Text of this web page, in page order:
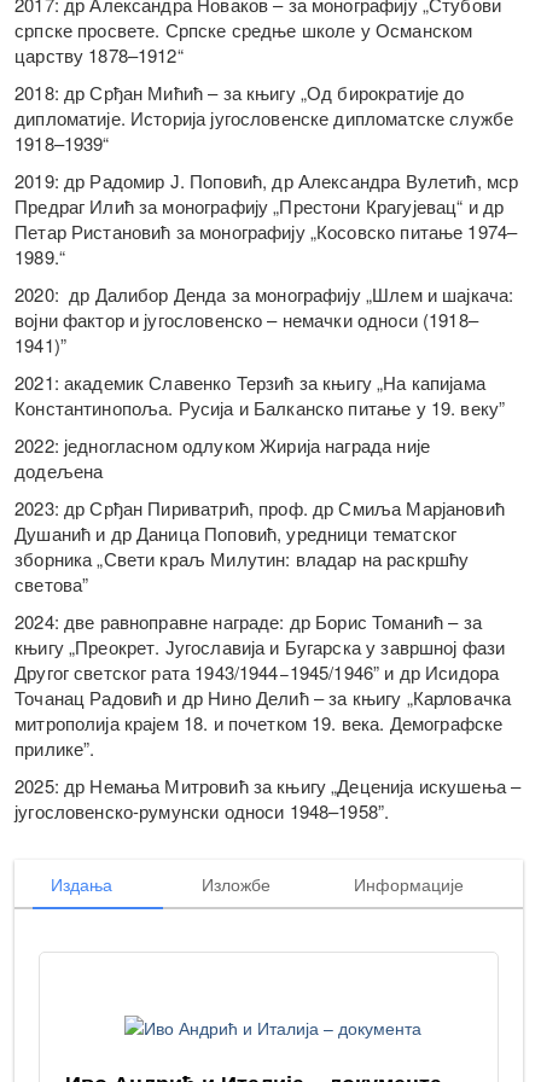
српске просвете. Српске средње школе у Османском
царству 1878–1912“
2018: др Срђан Мићић – за књигу „Од бирократије до
дипломатије. Историја југословенске дипломатске службе
1918–1939“
2019: др Радомир Ј. Поповић, др Александра Вулетић, мср
Предраг Илић за монографију „Престони Крагујевац“ и др
Петар Ристановић за монографију „Косовско питање 1974–
1989.“
2020: др Далибор Дендa за монографију „Шлем и шајкача:
војни фактор и југословенско – немачки односи (1918–
1941)”
2021: академик Славенко Терзић за књигу „На капијама
Константинопоља. Русија и Балканско питање у 19. веку”
2022: једногласном одлуком Жирија награда није
додељена
2023: др Срђан Пириватрић, проф. др Смиља Марјановић
Душанић и др Даница Поповић, уредници тематског
зборника „Свети краљ Милутин: владар на раскршћу
светова”
2024: две равноправне награде: др Борис Томанић – за
књигу „Преокрет. Југославија и Бугарска у завршној фази
Другог светског рата 1943/1944−1945/1946” и др Исидора
Точанац Радовић и др Нино Делић – за књигу „Карловачка
митрополија крајем 18. и почетком 19. века. Демографске
прилике”.
2025: др Немања Митровић за књигу „Деценија искушења –
југословенско-румунски односи 1948–1958”.
Издања Изложбе Информације